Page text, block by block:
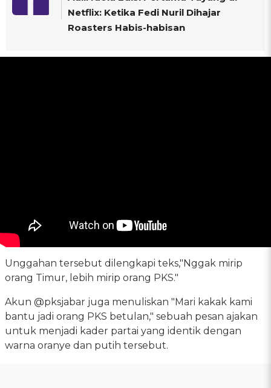
Netflix: Ketika Fedi Nuril Dihajar
Roasters Habis-habisan
Unggahan tersebut dilengkapi teks,"Nggak mirip
orang Timur, lebih mirip orang PKS."
Akun @pksjabar juga menuliskan "Mari kakak kami
bantu jadi orang PKS betulan," sebuah pesan ajakan
untuk menjadi kader partai yang identik dengan
warna oranye dan putih tersebut.